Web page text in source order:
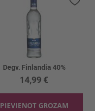
Degv. Finlandia 40%
14,99 €
PIEVIENOT GROZAM